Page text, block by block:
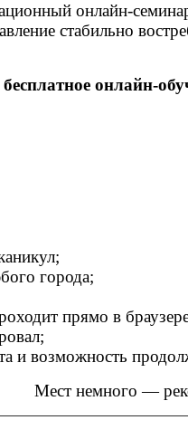
онлайн-
стабильно
онлайн-
города;
прямо в
и возможность
Мест немного —